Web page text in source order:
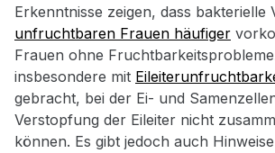
Erkenntnisse zeigen, dass bakterielle
unfruchtbaren Frauen häufiger
Frauen ohne
insbesondere mit
gebracht, bei der Ei- und
Verstopfung der Eileiter nicht
können. Es gibt jedoch auch